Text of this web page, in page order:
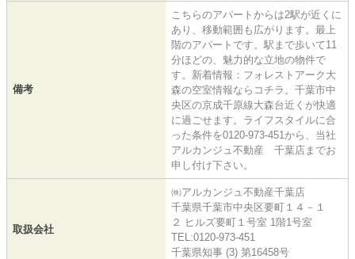
備考
こちらのアパートからは2駅が近くに
あり、移動範囲も広がります。最上
階のアパートです。駅まで歩いて11
分ほどの、魅力的な立地の物件で
す。新着情報：フォレストアーク大
森の空室情報ならコチラ。千葉市中
央区の京成千原線大森台近くが快適
に過ごせます。ライフスタイルに合
った条件を0120-973-451から、当社
アルカンジュ不動産 千葉店までお
申し付け下さい。
取扱会社
㈱アルカンジュ不動産千葉店
千葉県千葉市中央区要町１４－１
２ ヒルズ要町１号室 1階1号室
TEL:0120-973-451
千葉県知事 (3) 第16458号